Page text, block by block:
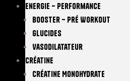
Energie – Performance
Booster – Pré Workout
Glucides
Vasodilatateur
Créatine
Créatine Monohydrate